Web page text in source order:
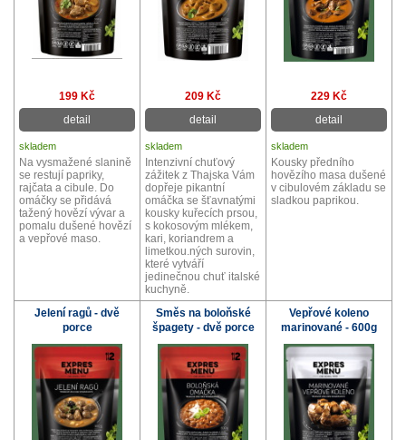
199 Kč
detail
209 Kč
detail
229 Kč
detail
skladem skladem skladem
Na vysmažené slanině
se restují papriky,
rajčata a cibule. Do
omáčky se přidává
tažený hovězí vývar a
pomalu dušené hovězí
a vepřové maso.
Intenzivní chuťový
zážitek z Thajska Vám
dopřeje pikantní
omáčka se šťavnatými
kousky kuřecích prsou,
s kokosovým mlékem,
kari, koriandrem a
limetkou.ných surovin,
které vytváří
jedinečnou chuť italské
kuchyně.
Kousky předního
hovězího masa dušené
v cibulovém základu se
sladkou paprikou.
Jelení ragů - dvě
porce
Směs na boloňské
špagety - dvě porce
Vepřové koleno
marinované - 600g